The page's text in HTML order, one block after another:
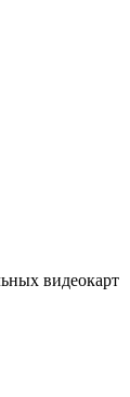
видеокарт